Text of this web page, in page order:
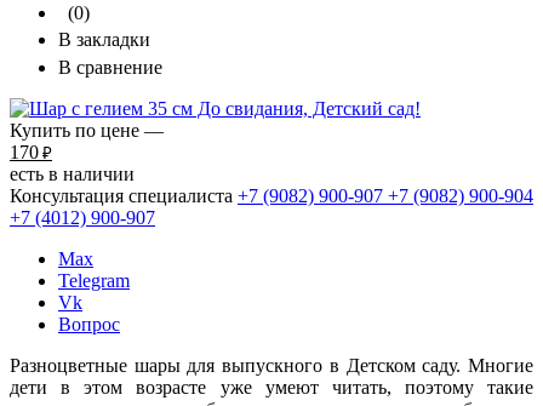
(0)
В закладки
В сравнение
Купить по цене —
170 ₽
есть в наличии
Консультация специалиста +7 (9082) 900-907 +7 (9082) 900-904
+7 (4012) 900-907
Max
Telegram
Vk
Вопрос
Разноцветные шары для выпускного в Детском саду. Многие
дети в этом возрасте уже умеют читать, поэтому такие